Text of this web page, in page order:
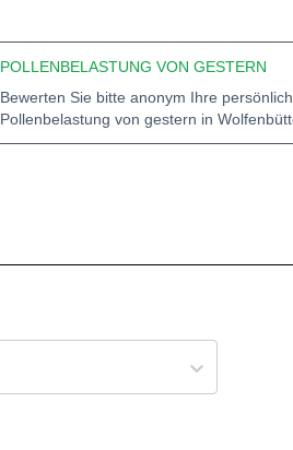
POLLENBELASTUNG VON GESTERN
Bewerten Sie bitte anonym Ihre
Pollenbelastung von gestern in